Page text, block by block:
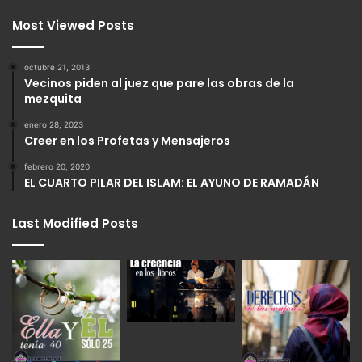
Most Viewed Posts
octubre 21, 2013
Vecinos piden al juez que pare las obras de la
mezquita
enero 28, 2023
Creer en los Profetas y Mensajeros
febrero 20, 2020
EL CUARTO PILAR DEL ISLAM: EL AYUNO DE RAMADÁN
Last Modified Posts